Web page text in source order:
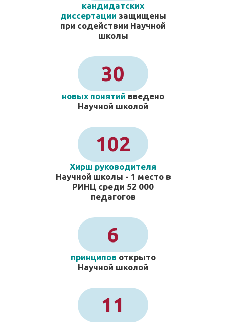
кандидатских
диссертации защищены
при содействии Научной
школы
30
новых понятий введено
Научной школой
102
Хирш руководителя
Научной школы - 1 место в
РИНЦ среди 52 000
педагогов
6
принципов открыто
Научной школой
11